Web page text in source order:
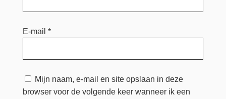
E-mail *
Mijn naam, e-mail en site opslaan in deze
browser voor de volgende keer wanneer ik een